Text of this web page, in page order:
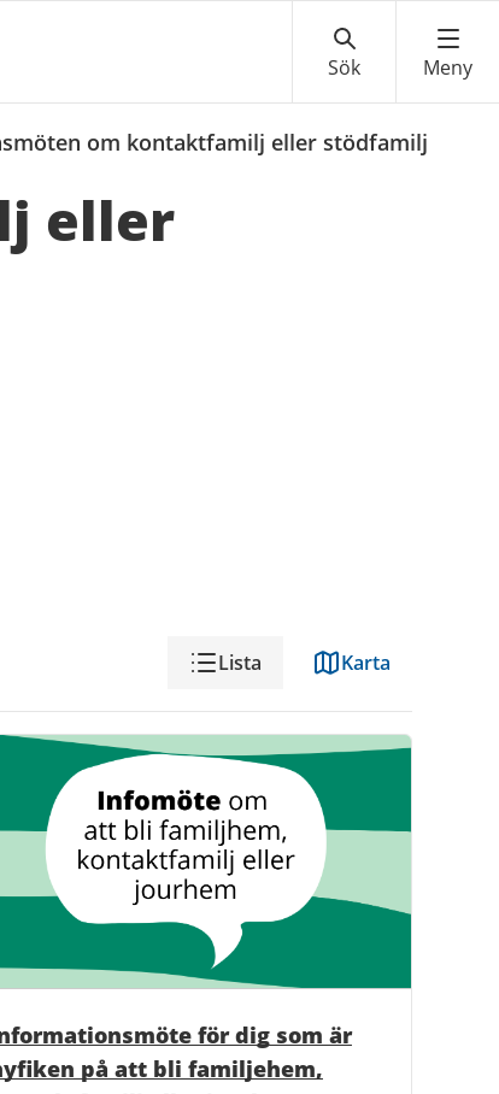
om kontaktfamilj eller stödfamilj
eller
VisningLista Karta
för dig som är
på att bli familjehem,